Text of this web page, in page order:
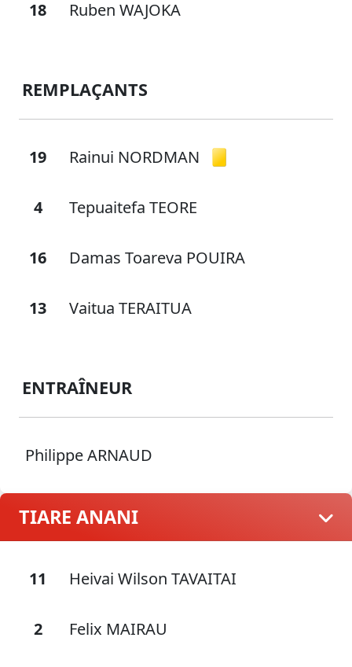
18 Ruben WAJOKA
REMPLAÇANTS
19 Rainui NORDMAN
4 Tepuaitefa TEORE
16 Damas Toareva POUIRA
13 Vaitua TERAITUA
ENTRAÎNEUR
Philippe ARNAUD
TIARE ANANI
11 Heivai Wilson TAVAITAI
2 Felix MAIRAU